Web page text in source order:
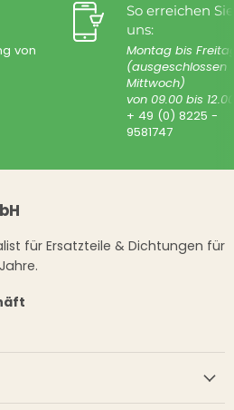
von
So erreichen Sie
uns:
Montag bis
(ausgeschlossen
Mittwoch)
von 09.00 bis
+ 49 (0) 8225 -
9581747
für Ersatzteile & Dichtungen für